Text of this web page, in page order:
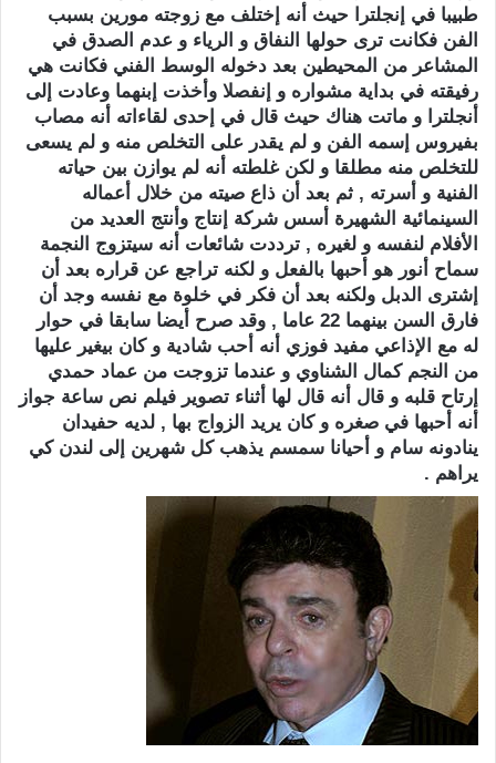
طبيبا في إنجلترا حيث أنه إختلف مع زوجته مورين بسبب
الفن فكانت ترى حولها النفاق و الرياء و عدم الصدق في
المشاعر من المحيطين بعد دخوله الوسط الفني فكانت هي
رفيقته في بداية مشواره و إنفصلا وأخذت إبنهما وعادت إلى
أنجلترا و ماتت هناك حيث قال في إحدى لقاءاته أنه مصاب
بفيروس إسمه الفن و لم يقدر على التخلص منه و لم يسعى
للتخلص منه مطلقا و لكن غلطته أنه لم يوازن بين حياته
الفنية و أسرته , ثم بعد أن ذاع صيته من خلال أعماله
السينمائية الشهيرة أسس شركة إنتاج وأنتج العديد من
الأفلام لنفسه و لغيره , ترددت شائعات أنه سيتزوج النجمة
سماح أنور هو أحبها بالفعل و لكنه تراجع عن قراره بعد أن
إشترى الدبل ولكنه بعد أن فكر في خلوة مع نفسه وجد أن
فارق السن بينهما 22 عاما , وقد صرح أيضا سابقا في حوار
له مع الإذاعي مفيد فوزي أنه أحب شادية و كان بيغير عليها
من النجم كمال الشناوي و عندما تزوجت من عماد حمدي
إرتاح قلبه و قال أنه قال لها أثناء تصوير فيلم نص ساعة جواز
أنه أحبها في صغره و كان يريد الزواج بها , لديه حفيدان
ينادونه سام و أحيانا سمسم يذهب كل شهرين إلى لندن كي
يراهم .